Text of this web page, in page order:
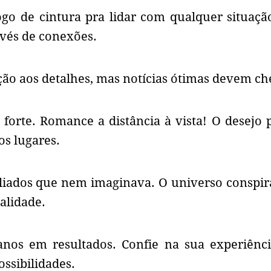
de cintura pra lidar com qualquer
de conexões.
aos detalhes, mas notícias ótimas devem
Romance a distância à vista! O desejo
lugares.
que nem imaginava. O universo
em resultados. Confie na sua